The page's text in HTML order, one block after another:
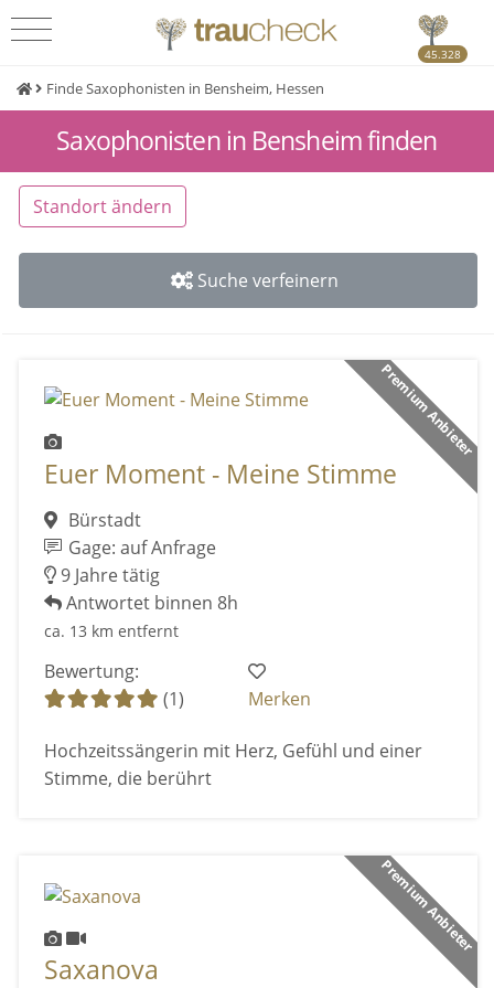
45.328
Finde Saxophonisten in Bensheim, Hessen
Saxophonisten in Bensheim finden
Standort ändern
Suche verfeinern
Premium Anbieter
Euer Moment - Meine Stimme
Bürstadt
Gage: auf Anfrage
9 Jahre tätig
Antwortet binnen 8h
ca. 13 km entfernt
Bewertung:
(1)
Merken
Hochzeitssängerin mit Herz, Gefühl und einer
Stimme, die berührt
Premium Anbieter
Saxanova